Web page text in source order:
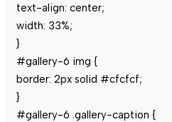
text-align: center;
width: 33%;
}
#gallery-6 img {
border: 2px solid #cfcfcf;
}
#gallery-6 .gallery-caption {